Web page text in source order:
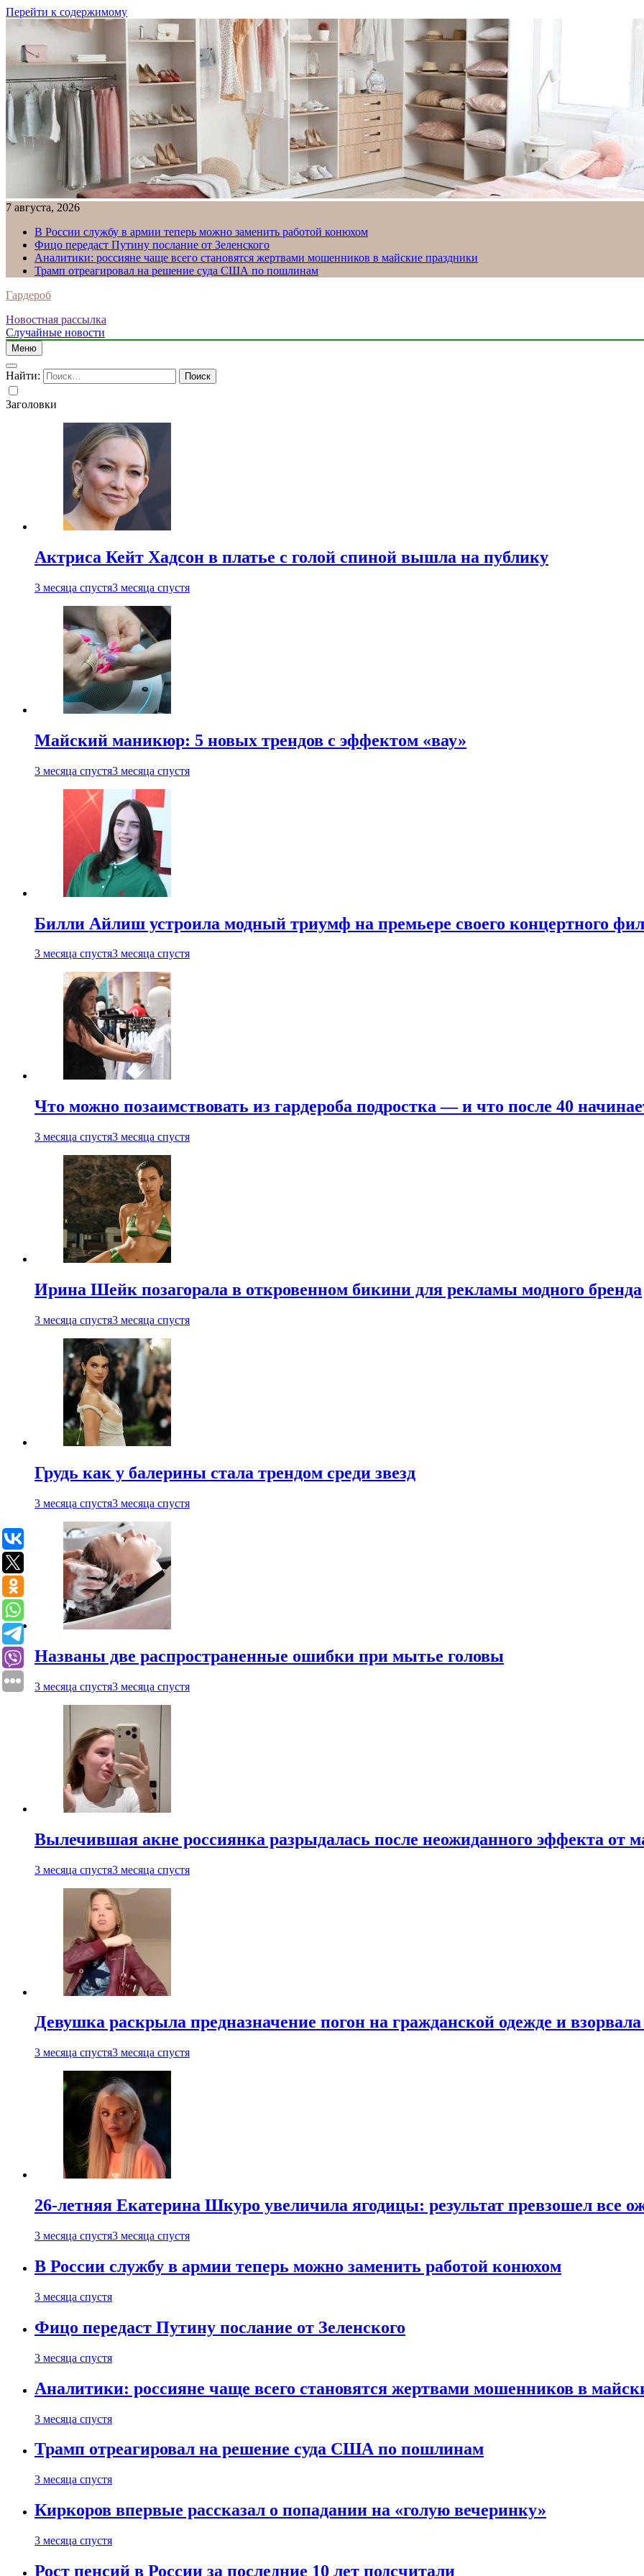
Перейти к содержимому
7 августа, 2026
В России службу в армии теперь можно заменить работой конюхом
Фицо передаст Путину послание от Зеленского
Аналитики: россияне чаще всего становятся жертвами мошенников в майские праздники
Трамп отреагировал на решение суда США по пошлинам
Гардероб
Новостная рассылка
Случайные новости
Меню
Найти:
Заголовки
Актриса Кейт Хадсон в платье с голой спиной вышла на публику
3 месяца спустя3 месяца спустя
Майский маникюр: 5 новых трендов с эффектом «вау»
3 месяца спустя3 месяца спустя
Билли Айлиш устроила модный триумф на премьере своего концертного
3 месяца спустя3 месяца спустя
Что можно позаимствовать из гардероба подростка — и что после 40
3 месяца спустя3 месяца спустя
Ирина Шейк позагорала в откровенном бикини для рекламы модного бренда
3 месяца спустя3 месяца спустя
Грудь как у балерины стала трендом среди звезд
3 месяца спустя3 месяца спустя
Названы две распространенные ошибки при мытье головы
3 месяца спустя3 месяца спустя
Вылечившая акне россиянка разрыдалась после неожиданного эффекта от
3 месяца спустя3 месяца спустя
Девушка раскрыла предназначение погон на гражданской одежде и взорвала
3 месяца спустя3 месяца спустя
26-летняя Екатерина Шкуро увеличила ягодицы: результат превзошел все
3 месяца спустя3 месяца спустя
В России службу в армии теперь можно заменить работой конюхом
3 месяца спустя
Фицо передаст Путину послание от Зеленского
3 месяца спустя
Аналитики: россияне чаще всего становятся жертвами мошенников в
3 месяца спустя
Трамп отреагировал на решение суда США по пошлинам
3 месяца спустя
Киркоров впервые рассказал о попадании на «голую вечеринку»
3 месяца спустя
Рост пенсий в России за последние 10 лет подсчитали